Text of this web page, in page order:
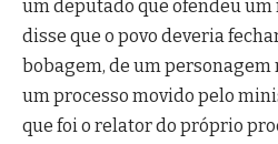
um deputado que ofendeu
disse que o povo deveria
bobagem, de um personagem
um processo movido pelo
que foi o relator do próprio